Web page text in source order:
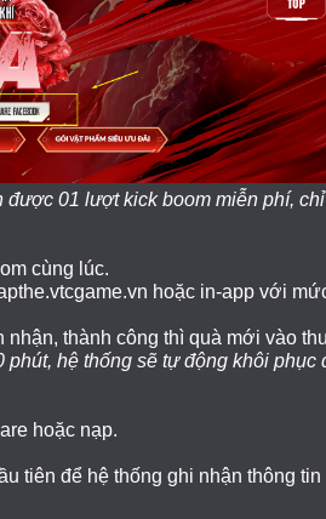
01 lượt kick boom miễn phí,
cùng lúc.
hoặc in-app với
nhận, thành công thì quà mới vào
hệ thống sẽ tự động khôi phục
hoặc nạp.
tiên để hệ thống ghi nhận thông